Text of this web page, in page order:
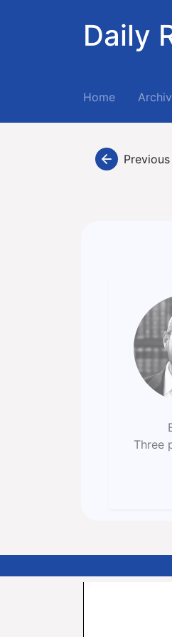
Daily
Home(current)
Three